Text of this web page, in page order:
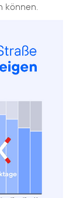
können.